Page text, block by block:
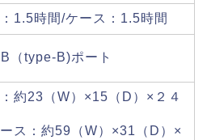
1.5時間/ケース：1.5時間
（type-B)ポート
約23（W）×15（D）×２４
ス：約59（W）×31（D）×